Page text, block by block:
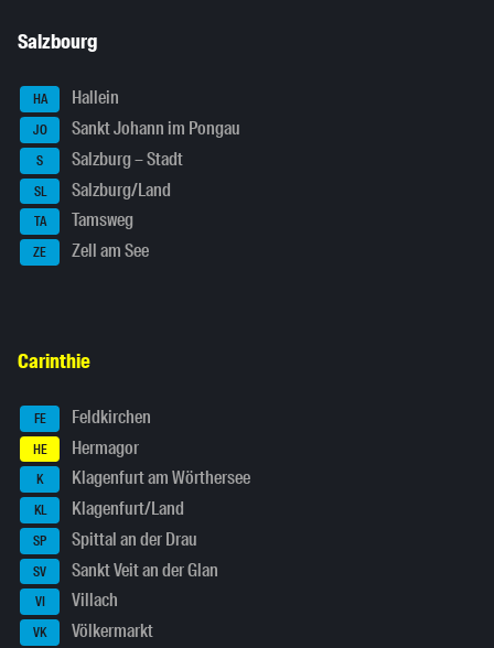
Salzbourg
HA Hallein
JO Sankt Johann im Pongau
S Salzburg – Stadt
SL Salzburg/Land
TA Tamsweg
ZE Zell am See
Carinthie
FE Feldkirchen
HE Hermagor
K Klagenfurt am Wörthersee
KL Klagenfurt/Land
SP Spittal an der Drau
SV Sankt Veit an der Glan
VI Villach
VK Völkermarkt